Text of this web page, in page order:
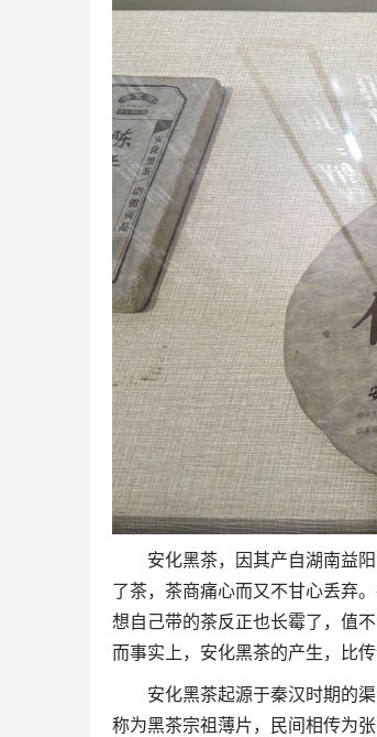
安化黑茶，因其产自湖南益
了茶，茶商痛心而又不甘心丢弃
想自己带的茶反正也长霉了，值
而事实上，安化黑茶的产生，比传
安化黑茶起源于秦汉时期的
称为黑茶宗祖薄片，民间相传为